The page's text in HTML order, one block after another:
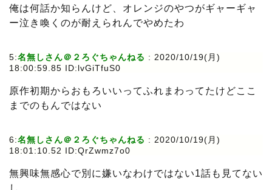
俺は何話か知らんけど、オレンジのやつがギャーギャ
ー泣き喚くのが耐えられんでやめたわ
5:名無しさん＠２ろぐちゃんねる : 2020/10/19(月)
18:00:59.85 ID:lvGiTfuS0
原作初期からおもろいいってふれまわってたけどここ
までのもんではない
6:名無しさん＠２ろぐちゃんねる : 2020/10/19(月)
18:01:10.52 ID:QrZwmz7o0
無興味無感心で別に嫌いなわけではない1話も見てない